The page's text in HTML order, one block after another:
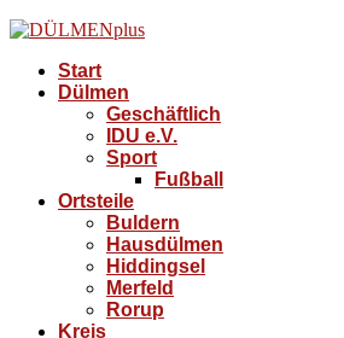
Start
Dülmen
Geschäftlich
IDU e.V.
Sport
Fußball
Ortsteile
Buldern
Hausdülmen
Hiddingsel
Merfeld
Rorup
Kreis